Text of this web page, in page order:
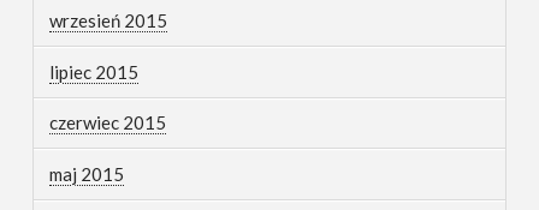
wrzesień 2015
lipiec 2015
czerwiec 2015
maj 2015